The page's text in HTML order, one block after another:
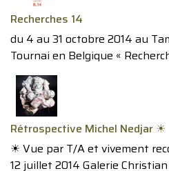
Recherches 14
du 4 au 31 octobre 2014 au
Tournai en Belgique «
Rétrospective Michel Nedjar ☀︎
☀︎ Vue par T/A et vivement
12 juillet 2014 Galerie Christian